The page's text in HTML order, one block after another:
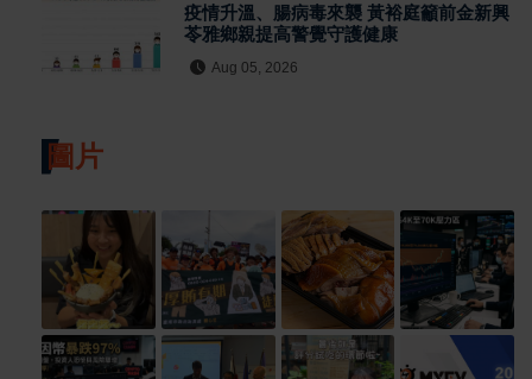
疫情升溫、腸病毒來襲 黃裕庭籲前金新興
苓雅鄉親提高警覺守護健康
Aug 05, 2026
圖片